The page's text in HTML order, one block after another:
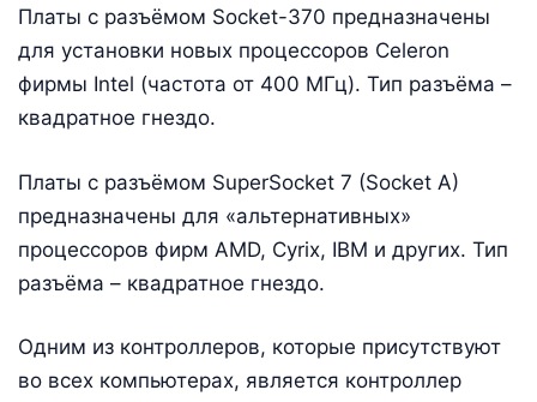
Платы с разъёмом Socket-370 предназначены
для установки новых процессоров Celeron
фирмы Intel (частота от 400 МГц). Тип разъёма –
квадратное гнездо.
Платы с разъёмом SuperSocket 7 (Socket A)
предназначены для «альтернативных»
процессоров фирм AMD, Cyrix, IBM и других. Тип
разъёма – квадратное гнездо.
Одним из контроллеров, которые присутствуют
во всех компьютерах, является контроллер